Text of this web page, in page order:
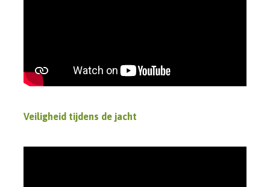
Veiligheid tijdens de jacht